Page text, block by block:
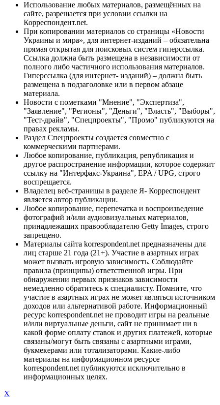
Использование любых материалов, размещённых на
сайте, разрешается при условии ссылки на
Корреспондент.net.
При копировании материалов со страницы «Новости
Украины и мира», для интернет-изданий – обязательна
прямая открытая для поисковых систем гиперссылка.
Ссылка должна быть размещена в независимости от
полного либо частичного использования материалов.
Гиперссылка (для интернет- изданий) – должна быть
размещена в подзаголовке или в первом абзаце
материала.
Новости с пометками "Мнение", "Экспертиза",
"Заявление", "Регионы", "Деньги", "Власть", "Выборы",
"Тест-драйв", "Спецпроекты", "Промо" публикуются на
правах рекламы.
Раздел Спецпроекты создается совместно с
коммерческими партнерами.
Любое копирование, публикация, републикация и
другое распространение информации, которое содержит
ссылку на "Интерфакс-Украина", EPA / UPG, строго
воспрещается.
Владелец веб-страницы в разделе Я- Корреспондент
является автор публикации.
Любое копирование, перепечатка и воспроизведение
фотографий и/или аудиовизуальных материалов,
принадлежащих правообладателю Getty Images, строго
запрещено.
Материалы сайта korrespondent.net предназначены для
лиц старше 21 года (21+). Участие в азартных играх
может вызвать игровую зависимость. Соблюдайте
правила (принципы) ответственной игры. При
обнаружении первых признаков зависимости
немедленно обратитесь к специалисту. Помните, что
участие в азартных играх не может являться источником
доходов или альтернативой работе. Информационный
ресурс korrespondent.net не проводит игры на реальные
и/или виртуальные деньги, сайт не принимает ни в
какой форме оплату ставок и других платежей, которые
связаны/могут быть связаны с азартными играми,
букмекерами или тотализаторами. Какие-либо
материалы на информационном ресурсе
korrespondent.net публикуются исключительно в
информационных целях.
X